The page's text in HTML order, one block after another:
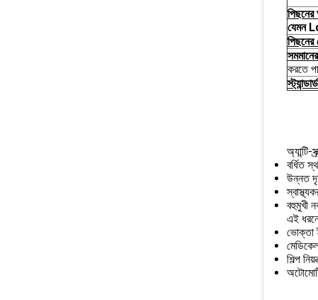
যেমন
পিছনের
করতে
বর্ধিত
উন্নত
বহুমুখী
এই
ভোক্তা
শিল্প